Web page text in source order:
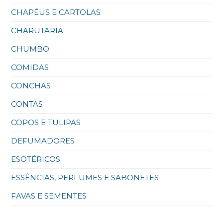
CHAPÉUS E CARTOLAS
CHARUTARIA
CHUMBO
COMIDAS
CONCHAS
CONTAS
COPOS E TULIPAS
DEFUMADORES
ESOTÉRICOS
ESSÊNCIAS, PERFUMES E SABONETES
FAVAS E SEMENTES